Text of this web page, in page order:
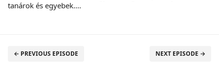
tanárok és egyebek....
← PREVIOUS EPISODE NEXT EPISODE →